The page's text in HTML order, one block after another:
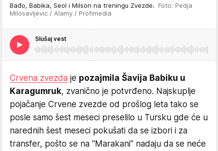
Bađo, Babika, Seol i Milson na treningu Zvezde. Foto: Pedja
Milosavljevic / Alamy / Profimedia
Slušaj vest
Crvena zvezda je pozajmila Šavija Babiku u
Karagumruk, zvanično je potvrđeno. Najskuplje
pojačanje Crvene zvezde od prošlog leta tako se
posle samo šest meseci preselilo u Tursku gde će u
narednih šest meseci pokušati da se izbori i za
transfer, pošto se na "Marakani" nadaju da se neće